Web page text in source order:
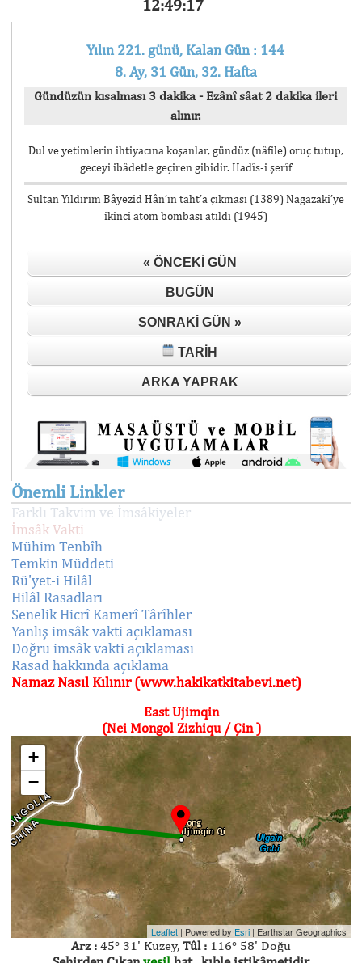
12:49:17
Yılın 221. günü, Kalan Gün : 144
8. Ay, 31 Gün, 32. Hafta
Gündüzün kısalması 3 dakika - Ezânî sâat 2 dakika ileri
alınır.
Dul ve yetimlerin ihtiyacına koşanlar, gündüz (nâfile) oruç tutup,
geceyi ibâdetle geçiren gibidir. Hadîs-i şerîf
Sultan Yıldırım Bâyezid Hân’ın taht’a çıkması (1389) Nagazaki’ye
ikinci atom bombası atıldı (1945)
« ÖNCEKI GÜN
BUGÜN
SONRAKI GÜN »
TARIH
ARKA YAPRAK
Önemli Linkler
Farklı Takvim ve İmsâkiyeler
İmsâk Vakti
Mühim Tenbîh
Temkin Müddeti
Rü'yet-i Hilâl
Hilâl Rasadları
Senelik Hicrî Kamerî Târîhler
Yanlış imsâk vakti açıklaması
Doğru imsâk vakti açıklaması
Rasad hakkında açıklama
Namaz Nasıl Kılınır (www.hakikatkitabevi.net)
East Ujimqin
(Nei Mongol Zizhiqu / Çin )
+
−
Leaflet | Powered by Esri | Earthstar Geographics
Arz : 45° 31' Kuzey, Tûl : 116° 58' Doğu